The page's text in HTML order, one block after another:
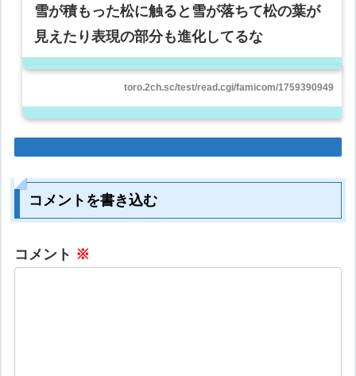
雪が積もった松に触ると雪が落ちて松の葉が
見えたり表現の部分も進化してるな
toro.2ch.sc/test/read.cgi/famicom/1759390949
コメントを書き込む
コメント ※